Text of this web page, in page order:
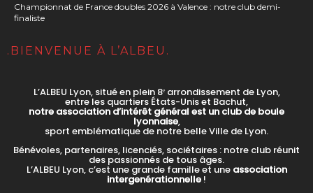
Championnat de France doubles 2026 à Valence : notre club demi-
finaliste
.BIENVENUE À L’ALBEU.
L’ALBEU Lyon, situé en plein 8ᵉ arrondissement de Lyon,
entre les quartiers États-Unis et Bachut,
notre association d’intérêt général est un club de boule
lyonnaise,
sport emblématique de notre belle Ville de Lyon.
Bénévoles, partenaires, licenciés, sociétaires : notre club réunit
des passionnés de tous âges.
L’ALBEU Lyon, c’est une grande famille et une association
intergenérationnelle !